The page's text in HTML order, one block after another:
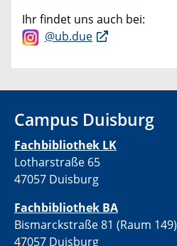
Ihr findet uns auch bei:
@ub.due
Campus Duisburg
Fachbibliothek LK
Lotharstraße 65
47057 Duisburg
Fachbibliothek BA
Bismarckstraße 81 (Raum 149)
47057 Duisburg